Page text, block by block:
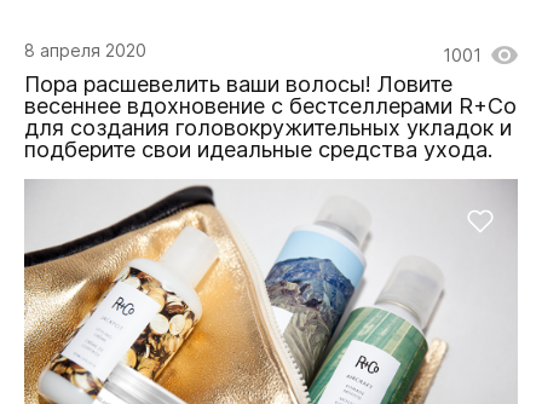
8 апреля 2020 1001
Пора расшевелить ваши волосы! Ловите
весеннее вдохновение c бестселлерами R+Co
для создания головокружительных укладок и
подберите свои идеальные средства ухода.